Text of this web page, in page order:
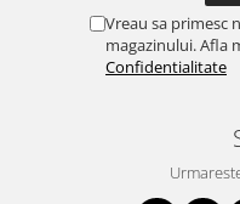
Vreau sa primesc
magazinului. Afla
Confidentialitate